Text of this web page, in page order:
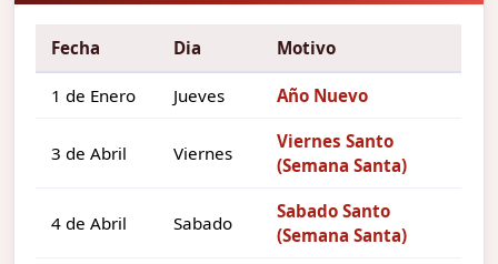
Fecha Dia Motivo
1 de Enero Jueves Año Nuevo
3 de Abril Viernes
Viernes Santo
(Semana Santa)
4 de Abril Sabado
Sabado Santo
(Semana Santa)